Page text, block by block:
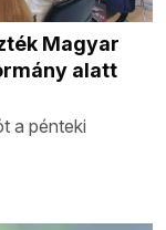
Magyar
alatt
a pénteki